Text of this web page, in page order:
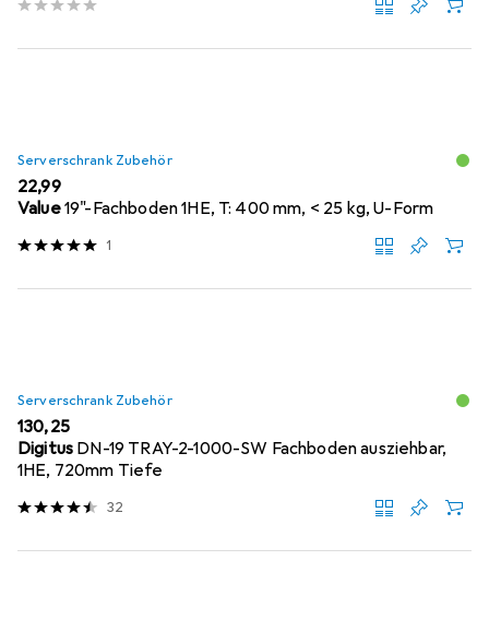
Serverschrank Zubehör
EUR
22,99
Value19"-Fachboden 1HE, T: 400 mm, < 25 kg, U-Form
1
Serverschrank Zubehör
EUR
130,25
Digitus DN-19 TRAY-2-1000-SW Fachboden ausziehbar,
1HE, 720mm Tiefe
32